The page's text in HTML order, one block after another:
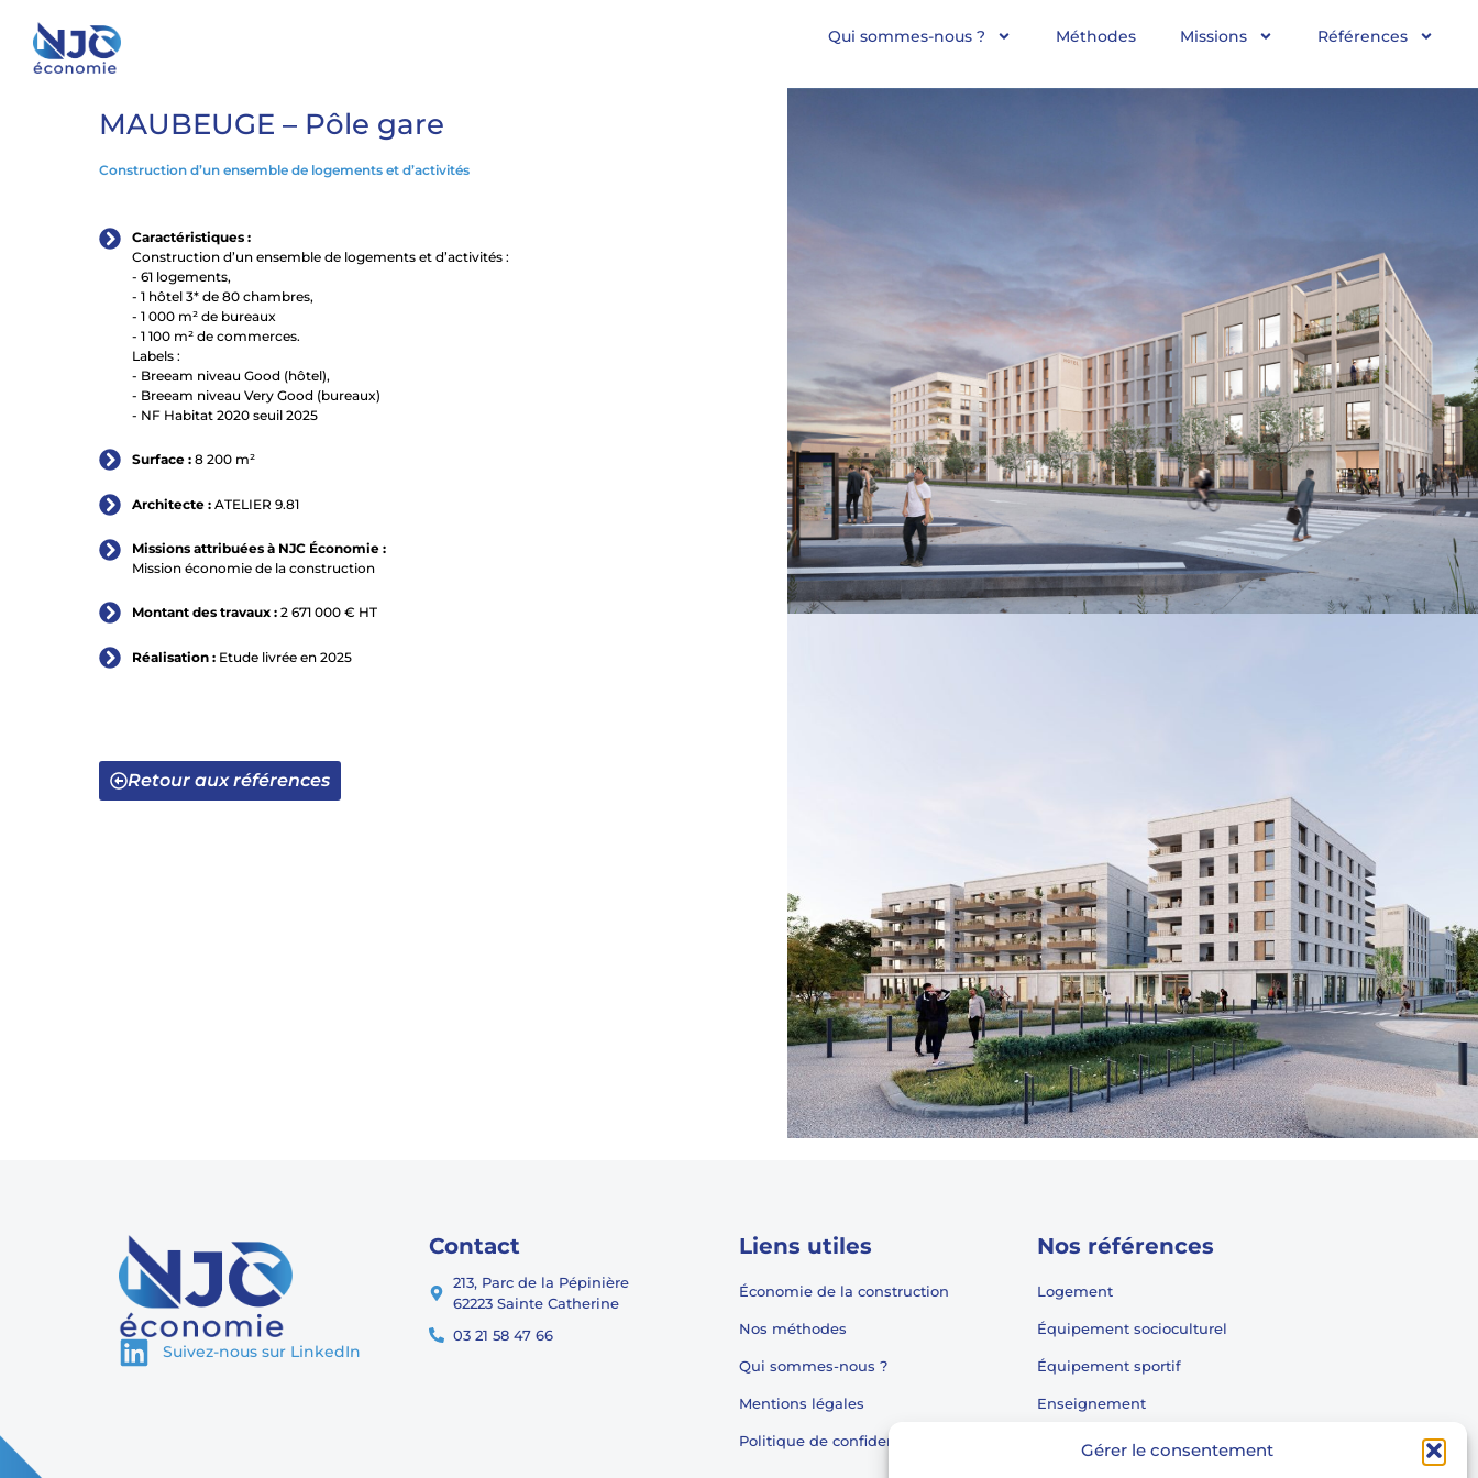
Gérer le consentement
Qui sommes-nous ? Méthodes Missions Références
MAUBEUGE – Pôle gare
Construction d’un ensemble de logements et d’activités
Caractéristiques :
Construction d’un ensemble de logements et d’activités :
- 61 logements,
- 1 hôtel 3* de 80 chambres,
- 1 000 m² de bureaux
- 1 100 m² de commerces.
Labels :
- Breeam niveau Good (hôtel),
- Breeam niveau Very Good (bureaux)
- NF Habitat 2020 seuil 2025
Surface : 8 200 m²
Architecte : ATELIER 9.81
Missions attribuées à NJC Économie :
Mission économie de la construction
Montant des travaux : 2 671 000 € HT
Réalisation : Etude livrée en 2025
Retour aux références
Suivez-nous sur LinkedIn
Contact
213, Parc de la Pépinière
62223 Sainte Catherine
03 21 58 47 66
Liens utiles
Économie de la construction
Nos méthodes
Qui sommes-nous ?
Mentions légales
Politique de confidentialité
Nos références
Logement
Équipement socioculturel
Équipement sportif
Enseignement
Équipement médico-social